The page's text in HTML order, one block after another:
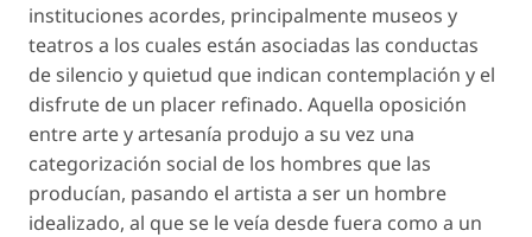
instituciones acordes, principalmente museos y
teatros a los cuales están asociadas las conductas
de silencio y quietud que indican contemplación y el
disfrute de un placer refinado. Aquella oposición
entre arte y artesanía produjo a su vez una
categorización social de los hombres que las
producían, pasando el artista a ser un hombre
idealizado, al que se le veía desde fuera como a un